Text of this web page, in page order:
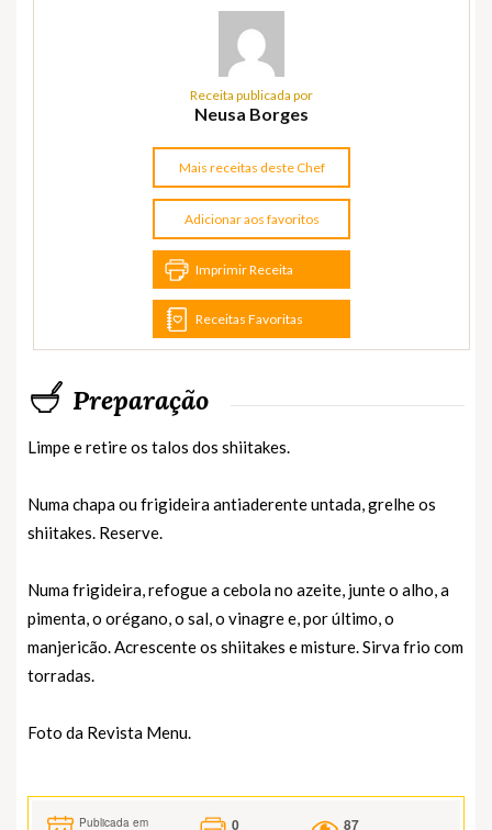
Receita publicada por
Neusa Borges
Mais receitas deste Chef
Adicionar aos favoritos
Imprimir Receita
Receitas Favoritas
Preparação
Limpe e retire os talos dos shiitakes.
Numa chapa ou frigideira antiaderente untada, grelhe os
shiitakes. Reserve.
Numa frigideira, refogue a cebola no azeite, junte o alho, a
pimenta, o orégano, o sal, o vinagre e, por último, o
manjericão. Acrescente os shiitakes e misture. Sirva frio com
torradas.
Foto da Revista Menu.
Publicada em 0 87